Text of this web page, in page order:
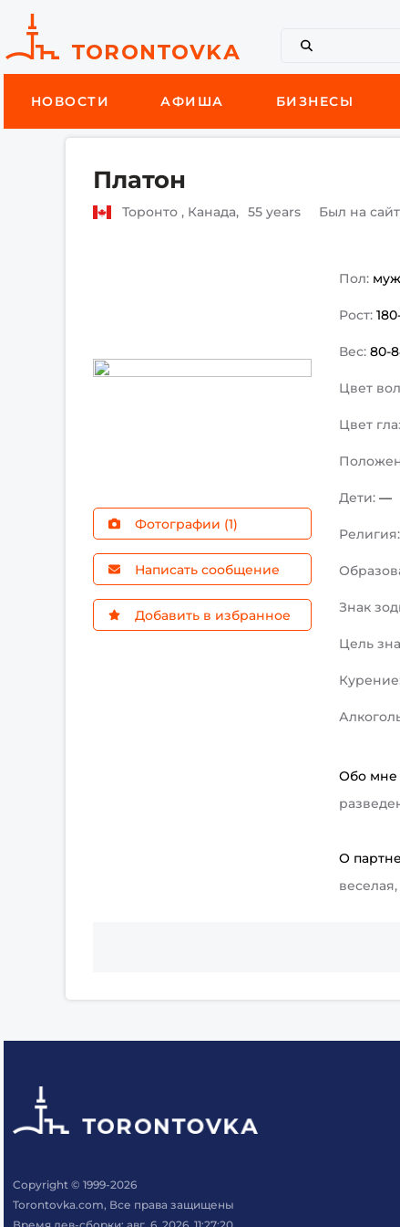
НОВОСТИ АФИША БИЗНЕСЫ
Платон
Торонто , Канада, 55 years Был на
Фотографии (1)
Написать сообщение
Добавить в избранное
Пол:
Рост:
Вес:80-
Цвет
Цвет
Дети:—
Знак
Цель
Обо мне
О
Copyright © 1999-2026
Torontovka.com, Все права защищены